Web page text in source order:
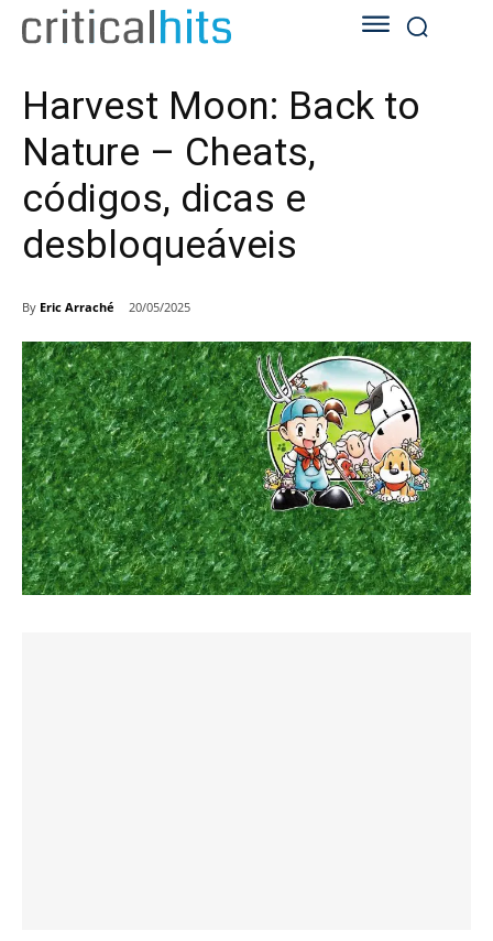
Harvest Moon: Back to
Nature – Cheats,
códigos, dicas e
desbloqueáveis
By Eric Arraché 20/05/2025